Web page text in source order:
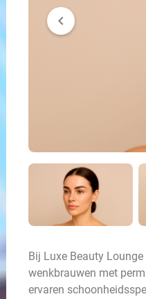
chevron_left
Bij Luxe Beauty
wenkbrauwen met
ervaren